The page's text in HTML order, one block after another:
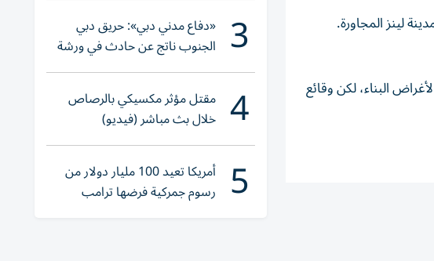
لينز ‌المجاورة.
البناء، لكن وقائع
3 «دفاع مدني دبي»: حريق دبي
الجنوب ناتج عن حادث في ورشة
ولا إصابات
4 مقتل مؤثر مكسيكي بالرصاص
خلال بث مباشر (فيديو)
5 أمريكا تعيد 100 مليار دولار من
رسوم جمركية فرضها ترامب